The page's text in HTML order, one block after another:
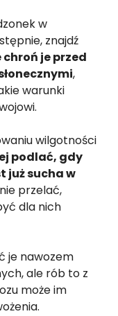
w
znajdź
je przed
,
warunki
wilgotności
podlać, gdy
już sucha w
przelać,
dla nich
je nawozem
ale rób to z
może im